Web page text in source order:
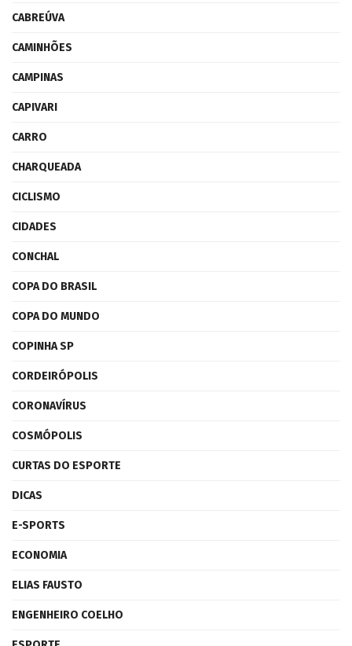
CABREÚVA
CAMINHÕES
CAMPINAS
CAPIVARI
CARRO
CHARQUEADA
CICLISMO
CIDADES
CONCHAL
COPA DO BRASIL
COPA DO MUNDO
COPINHA SP
CORDEIRÓPOLIS
CORONAVÍRUS
COSMÓPOLIS
CURTAS DO ESPORTE
DICAS
E-SPORTS
ECONOMIA
ELIAS FAUSTO
ENGENHEIRO COELHO